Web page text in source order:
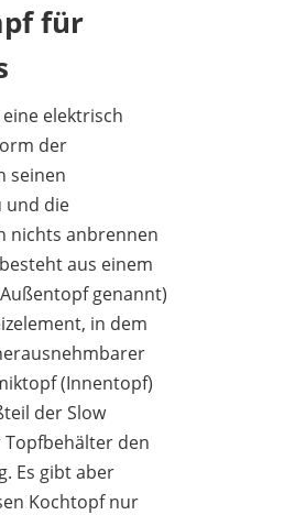
4 5 6
für
elektrisch
der
seinen
und die
nichts anbrennen
aus einem
genannt)
in dem
(Innentopf)
der Slow
den
Es gibt aber
Kochtopf nur